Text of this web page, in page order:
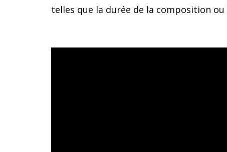
telles que la durée de la composition